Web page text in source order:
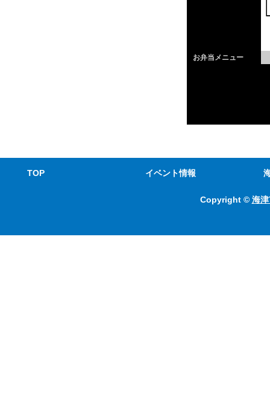
お弁当メニュー
TOP イベント情報
Copyright © 海